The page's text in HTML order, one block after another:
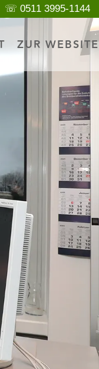
☏ 0511 3995-1144
ZUR WEBSITE